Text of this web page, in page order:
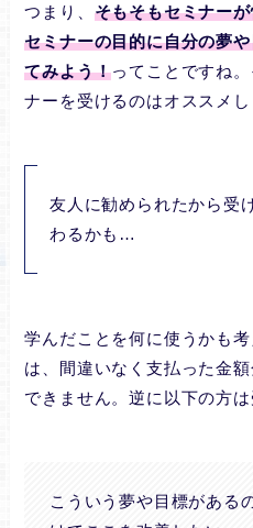
つまり、 そもそもセミナー
セミナーの目的に自分の夢
てみよう！ってことですね
ナーを受けるのはオススメし
友人に勧められたから受
わるかも…
学んだことを何に使うかも
は、間違いなく支払った金
できません。逆に以下の方
こういう夢や目標がある